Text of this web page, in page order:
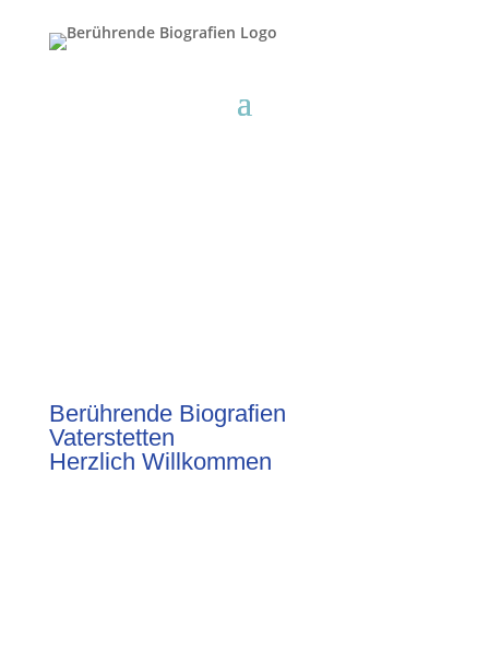
Berührende Biografien
Vaterstetten
Herzlich Willkommen